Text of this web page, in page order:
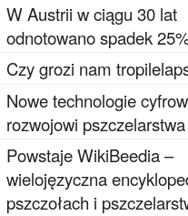
W Austrii w ciągu 30 lat
odnotowano spadek
Czy grozi nam
Nowe technologie
rozwojowi pszczelarstwa
Powstaje WikiBeedia –
wielojęzyczna
pszczołach i